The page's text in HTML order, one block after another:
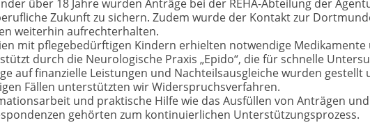
über 18 Jahre wurden Anträge bei der REHA-Abteilung der
Zukunft zu sichern. Zudem wurde der Kontakt zur
weiterhin aufrechterhalten.
mit pflegebedürftigen Kindern erhielten notwendige Medikamente
durch die Neurologische Praxis „Epido“, die für schnelle
auf finanzielle Leistungen und Nachteilsausgleiche wurden
Fällen unterstützten wir Widerspruchsverfahren.
und praktische Hilfe wie das Ausfüllen von Anträgen
gehörten zum kontinuierlichen Unterstützungsprozess.